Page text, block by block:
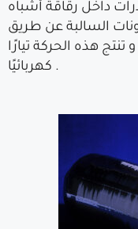
داخل رقاقة أشباه
السالبة عن طريق
تنتج هذه الحركة تيارًا
كهربائيًا .